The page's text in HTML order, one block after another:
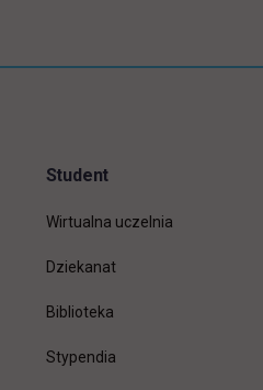
Student
Wirtualna uczelnia
Dziekanat
Biblioteka
Stypendia